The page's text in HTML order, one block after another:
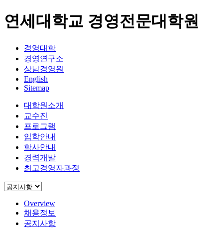
연세대학교 경영전문대학원
경영대학
경영연구소
상남경영원
English
Sitemap
대학원소개
교수진
프로그램
입학안내
학사안내
경력개발
최고경영자과정
Overview
채용정보
공지사항